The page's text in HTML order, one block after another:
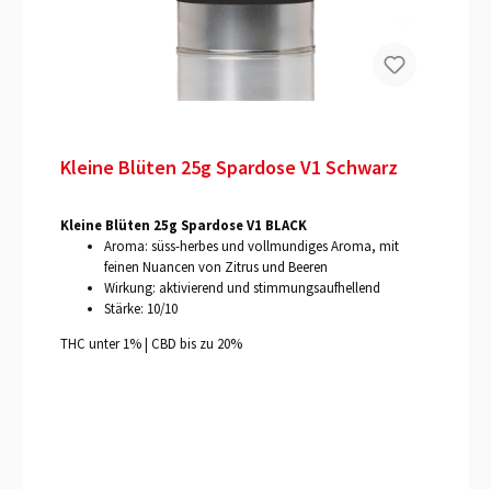
Kleine Blüten 25g Spardose V1 Schwarz
Kleine Blüten 25g Spardose V1 BLACK
Aroma: süss-herbes und vollmundiges Aroma, mit
feinen Nuancen von Zitrus und Beeren
Wirkung: aktivierend und stimmungsaufhellend
Stärke: 10/10
THC unter 1% | CBD bis zu 20%